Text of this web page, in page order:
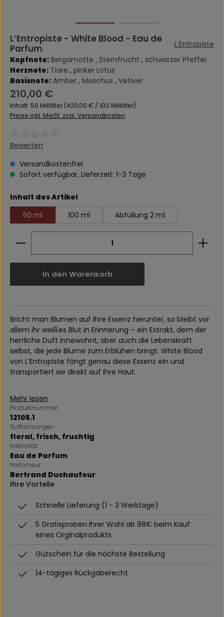
L’Entropiste - White Blood - Eau de
Parfum
L’Entropiste
Kopfnote: Bergamotte , Sternfrucht , schwarzer Pfeffer
Herznote: Tiare , pinker Lotus
Basisnote: Amber , Moschus , Vetiver
Regulärer Preis:
210,00 €
Inhalt: 50 Milliliter (420,00 € / 100 Milliliter)
Preise inkl. MwSt. zzgl. Versandkosten
Durchschnittliche Bewertung von 0 von 5 Sternen
Bewerten
Versandkostenfrei
Sofort verfügbar, Lieferzeit: 1-3 Tage
Inhalt des Artikel
50 ml
100 ml Abfüllung 2 ml
Produkt Anzahl: Gib den gewünschten Wert
In den Warenkorb
Bricht man Blumen auf ihre Essenz herunter, so bleibt vor
allem ihr weißes Blut in Erinnerung – ein Extrakt, dem der
herrliche Duft innewohnt, aber auch die Lebenskraft
selbst, die jede Blume zum Erblühen bringt. White Blood
von L’Entropiste fängt genau diese Essenz ein und
transportiert sie direkt auf Ihre Haut.
Mehr lesen
Produktnummer:
12105.1
Duftrichtungen:
floral, frisch, fruchtig
Intensität:
Eau de Parfum
Parfümeur:
Bertrand Duchaufour
Ihre Vorteile
Schnelle Lieferung (1 - 3 Werktage)
5 Gratisproben Ihrer Wahl ab 98€ beim Kauf
eines Orginalprodukts
Gutschein für die nächste Bestellung
14-tägiges Rückgaberecht